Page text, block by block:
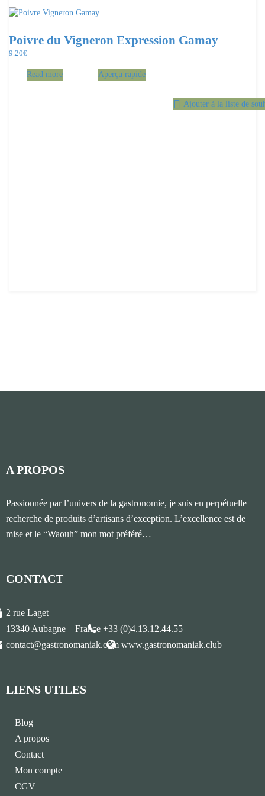
Poivre du Vigneron Expression Gamay
9.20€
Read more Aperçu rapide
Ajouter à la liste de
A PROPOS
Passionnée par l’univers de la gastronomie, je suis en perpétuelle
recherche de produits d’artisans d’exception. L’excellence est de
mise et le “Waouh” mon mot préféré…
CONTACT
2 rue Laget
13340 Aubagne – France +33 (0)4.13.12.44.55
contact@gastronomaniak.com www.gastronomaniak.club
LIENS UTILES
Blog
A propos
Contact
Mon compte
CGV